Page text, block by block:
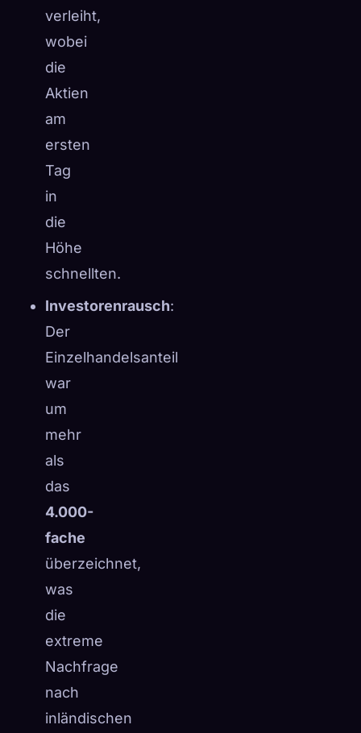
verleiht,
wobei
die
Aktien
am
ersten
Tag
in
die
Höhe
schnellten.
Investorenrausch:
Der
Einzelhandelsanteil
war
um
mehr
als
das
4.000-
fache
überzeichnet,
was
die
extreme
Nachfrage
nach
inländischen